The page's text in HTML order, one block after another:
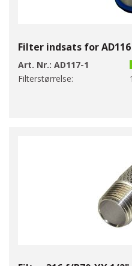
Filter indsats for AD116
Art. Nr.: AD117-1
Filterstørrelse: